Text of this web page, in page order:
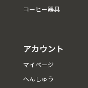
コーヒー器具
アカウント
マイページ
へんしゅう